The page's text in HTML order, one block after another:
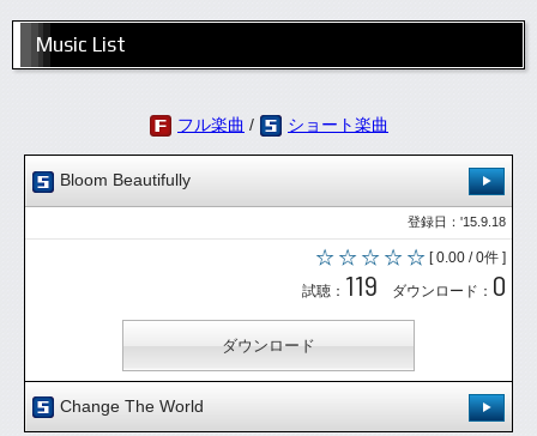
Music List
フル楽曲 / ショート楽曲
Bloom Beautifully
登録日：'15.9.18
[ 0.00 / 0件 ]
試聴： 119 ダウンロード： 0
ダウンロード
Change The World